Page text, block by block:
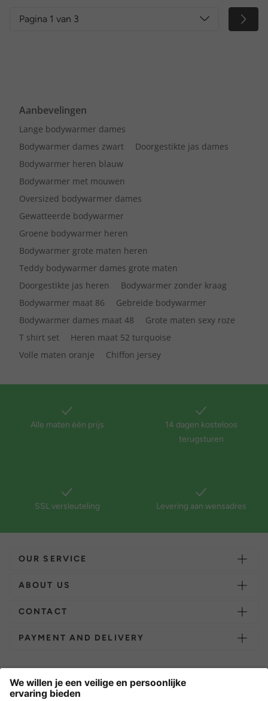
Pagina 1 van 3
Aanbevelingen
Lange bodywarmer dames
Bodywarmer dames zwart
Doorgestikte jas dames
Bodywarmer heren blauw
Bodywarmer met mouwen
Oversized bodywarmer dames
Gewatteerde bodywarmer
Groene bodywarmer heren
Bodywarmer grote maten heren
Teddy bodywarmer dames grote maten
Doorgestikte jas heren
Bodywarmer zonder kraag
Bodywarmer maat 86
Gebreide bodywarmer
Bodywarmer dames maat 48
Grote maten sexy roze
T shirt set
Heren maat 52 turquoise
Volle maten oranje
Chiffon jersey
Alle maten één prijs
14 dagen kosteloos
terugsturen
SSL versleuteling Levering aan wensadres
OUR SERVICE
ABOUT US
CONTACT
PAYMENT AND DELIVERY